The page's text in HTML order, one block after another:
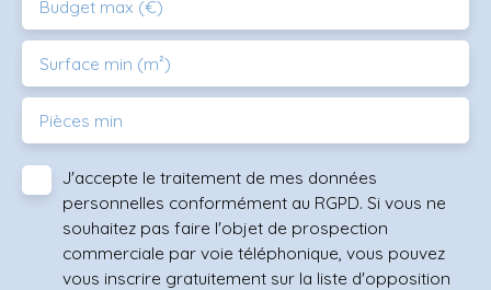
Budget max (€)
Surface min (m²)
Pièces min
J'accepte le traitement de mes données
personnelles conformément au RGPD. Si vous ne
souhaitez pas faire l'objet de prospection
commerciale par voie téléphonique, vous pouvez
vous inscrire gratuitement sur la liste d'opposition